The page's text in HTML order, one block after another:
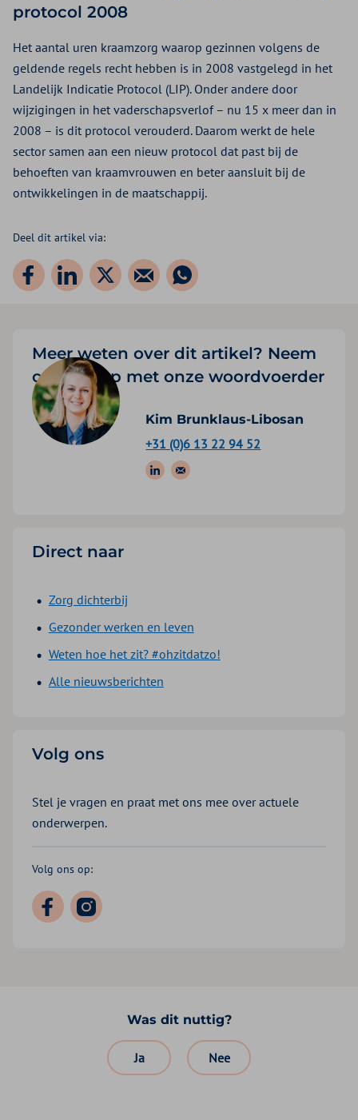
protocol 2008
Het aantal uren kraamzorg waarop gezinnen volgens de
geldende regels recht hebben is in 2008 vastgelegd in het
Landelijk Indicatie Protocol (LIP). Onder andere door
wijzigingen in het vaderschapsverlof – nu 15 x meer dan in
2008 – is dit protocol verouderd. Daarom werkt de hele
sector samen aan een nieuw protocol dat past bij de
behoeften van kraamvrouwen en beter aansluit bij de
ontwikkelingen in de maatschappij.
Deel dit artikel via:
Meer weten over dit artikel? Neem
contact op met onze woordvoerder
Kim Brunklaus-Libosan
+31 (0)6 13 22 94 52
Volg ons op: LinkedIn
Stuur een e-mail
Direct naar
Zorg dichterbij
Gezonder werken en leven
Weten hoe het zit? #ohzitdatzo!
Alle nieuwsberichten
Volg ons
Stel je vragen en praat met ons mee over actuele
onderwerpen.
Volg ons op:
Was dit nuttig?
Ja Nee